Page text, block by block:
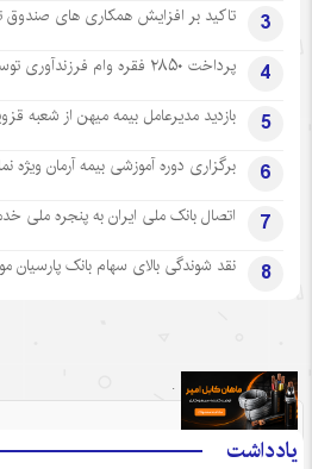
3 تاکید بر افزایش همکاری های صندوق
4 پرداخت ۲۸۵۰ فقره وام فرزندآوری توسط موسسه اعتباری ملل
5 بازدید مدیرعامل بیمه میهن از شعبه
6 برگزاری دوره آموزشی بیمه آرمان ویژه
7 اتصال بانک ملی ایران به پنجره ملی
8 نقد شوندگی بالای سهام بانک پارسیان
یادداشت
.